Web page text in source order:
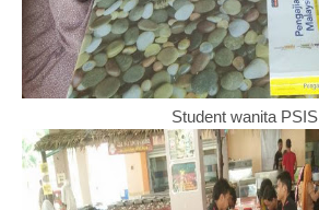
Student wanita PSIS